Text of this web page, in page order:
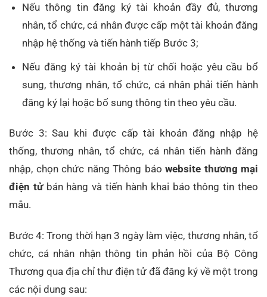
Nếu thông tin đăng ký tài khoản đầy đủ, thương
nhân, tổ chức, cá nhân được cấp một tài khoản đăng
nhập hệ thống và tiến hành tiếp Bước 3;
Nếu đăng ký tài khoản bị từ chối hoặc yêu cầu bổ
sung, thương nhân, tổ chức, cá nhân phải tiến hành
đăng ký lại hoặc bổ sung thông tin theo yêu cầu.
Bước 3: Sau khi được cấp tài khoản đăng nhập hệ
thống, thương nhân, tổ chức, cá nhân tiến hành đăng
nhập, chọn chức năng Thông báo website thương mại
điện tửbán hàng và tiến hành khai báo thông tin theo
mẫu.
Bước 4: Trong thời hạn 3 ngày làm việc, thương nhân, tổ
chức, cá nhân nhận thông tin phản hồi của Bộ Công
Thương qua địa chỉ thư điện tử đã đăng ký về một trong
các nội dung sau: